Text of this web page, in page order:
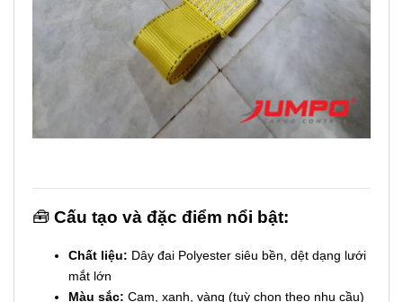
🧰 Cấu tạo và đặc điểm nổi bật:
Chất liệu: Dây đai Polyester siêu bền, dệt dạng lưới
mắt lớn
Màu sắc: Cam, xanh, vàng (tuỳ chọn theo nhu cầu)